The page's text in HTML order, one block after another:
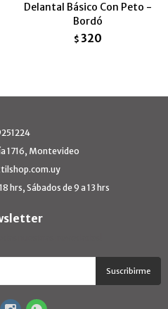
Delantal Básico Con Peto -
Bordó
$ 320
1716, Montevideo
hrs, Sábados de 9 a 13 hrs
Suscribirme